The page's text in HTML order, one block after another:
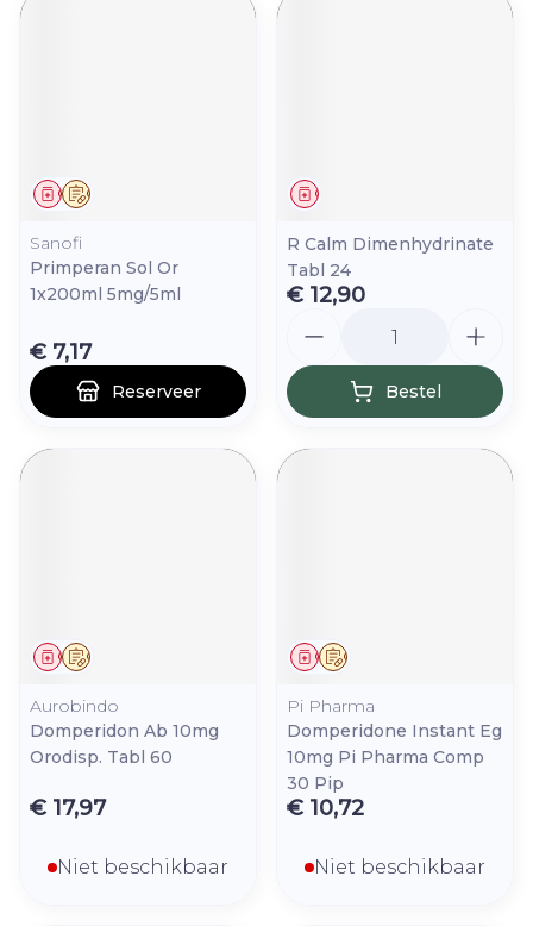
Op voorschrift
Geneesmiddel
Sanofi
Primperan Sol Or
1x200ml 5mg/5ml
€ 7,17
Reserveer
Geneesmiddel
R Calm Dimenhydrinate
Tabl 24
€ 12,90
Bestel
Op voorschrift
Geneesmiddel
Aurobindo
Domperidon Ab 10mg
Orodisp. Tabl 60
€ 17,97
Niet beschikbaar
Op voorschrift
Geneesmiddel
Pi Pharma
Domperidone Instant Eg
10mg Pi Pharma Comp
30 Pip
€ 10,72
Niet beschikbaar